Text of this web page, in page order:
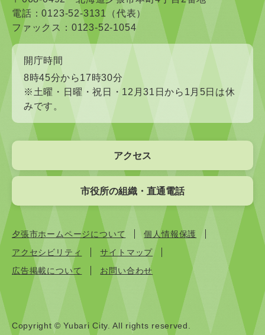
電話：0123-52-3131（代表）
ファックス：0123-52-1054
開庁時間
8時45分から17時30分
※土曜・日曜・祝日・12月31日から1月5日は休
みです。
アクセス
市役所の組織・直通電話
夕張市ホームページについて
個人情報保護
アクセシビリティ
サイトマップ
広告掲載について
お問い合わせ
Copyright © Yubari City. All rights reserved.